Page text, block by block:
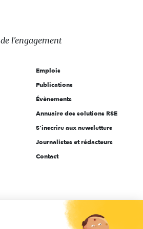
de l'engagement
Emplois
Publications
Évènements
Annuaire des solutions RSE
S'inscrire aux newsletters
Journalistes et rédacteurs
Contact